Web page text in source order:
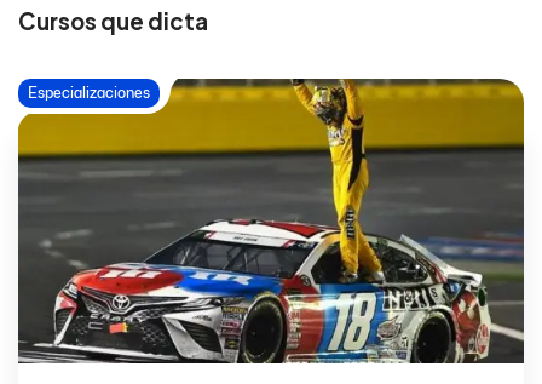
Cursos que dicta
Especializaciones